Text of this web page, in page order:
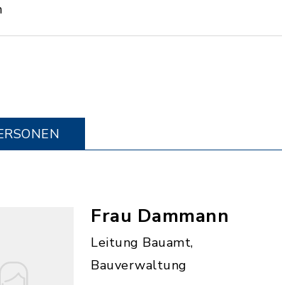
Frau Dammann
Leitung Bauamt,
Bauverwaltung